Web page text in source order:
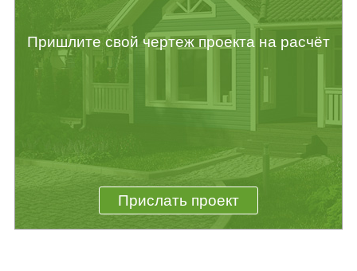
Пришлите свой чертеж проекта на расчёт
Прислать проект